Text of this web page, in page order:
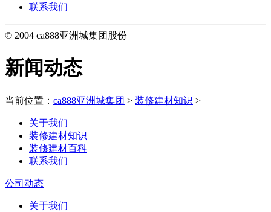
联系我们
© 2004 ca888亚洲城集团股份
新闻动态
当前位置： ca888亚洲城集团 > 装修建材知识 >
关于我们
装修建材知识
装修建材百科
联系我们
公司动态
关于我们